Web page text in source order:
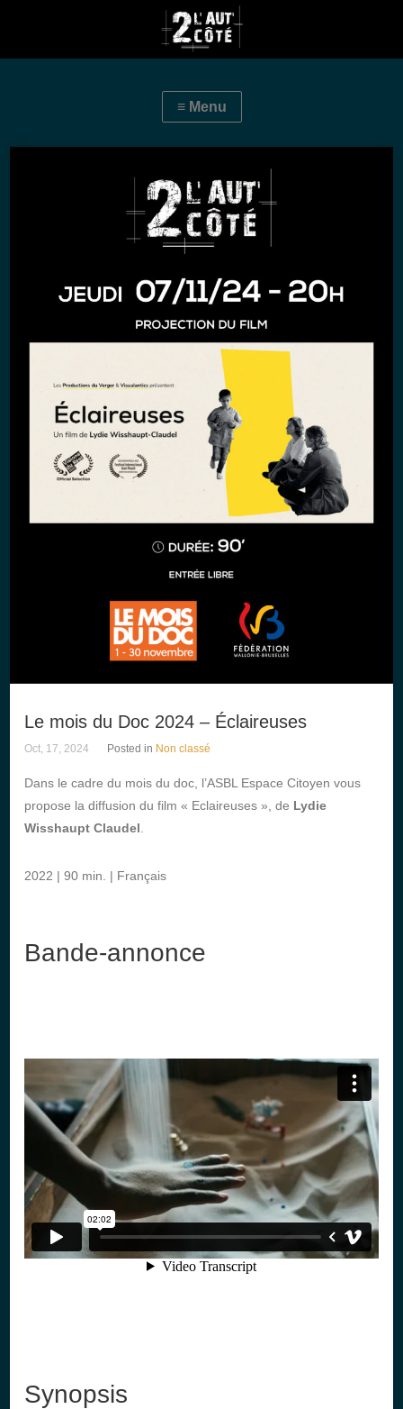
Le mois du Doc 2024 – Éclaireuses
Oct, 17, 2024 Posted in Non classé
Dans le cadre du mois du doc, l’ASBL Espace Citoyen vous
propose la diffusion du film « Eclaireuses », de Lydie
Wisshaupt Claudel
2022 | 90 min. | Français
Bande-annonce
Synopsis